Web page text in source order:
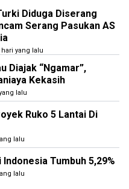
Diduga Diserang
Serang Pasukan AS
hari yang lalu
Diajak “Ngamar”,
Kekasih
lalu
Ruko 5 Lantai Di
lalu
Indonesia Tumbuh 5,29%
lalu